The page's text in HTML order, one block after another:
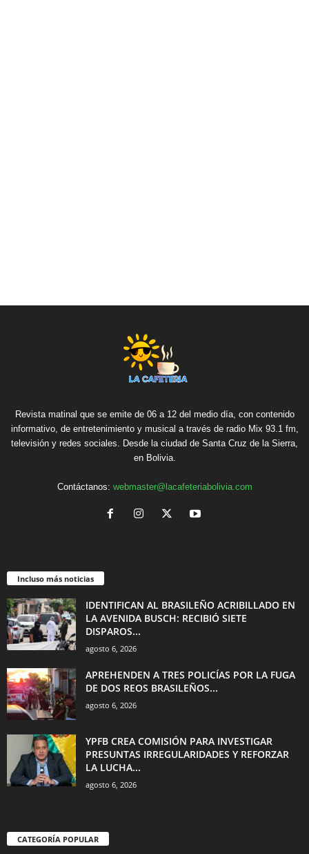
Revista matinal que se emite de 06 a 12 del medio día, con contenido
informativo, de entretenimiento y musical a través de radio Mix 93.1 fm,
televisión y redes sociales. Desde la ciudad de Santa Cruz de la Sierra,
en Bolivia.
Contáctanos: webmaster@lacafeteriabolivia.com
Incluso más noticias
IDENTIFICAN AL BRASILEÑO ACRIBILLADO EN
LA AVENIDA BUSCH: RECIBIÓ SIETE
DISPAROS...
agosto 6, 2026
APREHENDEN A TRES POLICÍAS POR LA FUGA
DE DOS REOS BRASILEÑOS...
agosto 6, 2026
YPFB CREA COMISIÓN PARA INVESTIGAR
PRESUNTAS IRREGULARIDADES Y REFORZAR
LA LUCHA...
agosto 6, 2026
CATEGORÍA POPULAR